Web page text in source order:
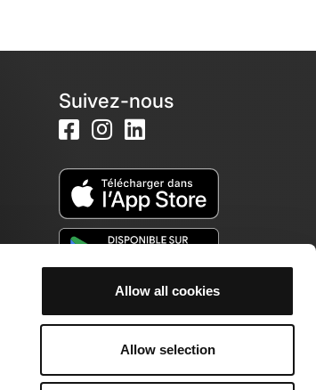
Allow all cookies
Allow selection
Suivez-nous